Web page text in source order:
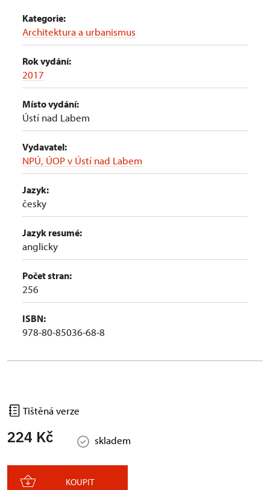
Kategorie:
Architektura a urbanismus
Rok vydání:
2017
Místo vydání:
Ústí nad Labem
Vydavatel:
NPÚ, ÚOP v Ústí nad Labem
Jazyk:
česky
Jazyk resumé:
anglicky
Počet stran:
256
ISBN:
978-80-85036-68-8
Tištěná verze
224 Kč skladem
KOUPIT